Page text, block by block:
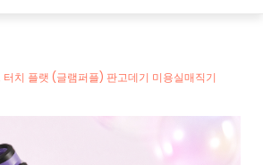
터치 플랫 (글램퍼플) 판고데기 미용실매직기